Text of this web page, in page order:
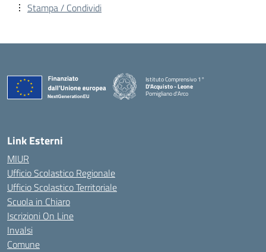
Stampa / Condividi
Istituto Comprensivo 1°
D'Acquisto - Leone
Pomigliano d'Arco
— Visita la pagina iniziale della scuola
Link Esterni
MIUR
Ufficio Scolastico Regionale
Ufficio Scolastico Territoriale
Scuola in Chiaro
Iscrizioni On Line
Invalsi
Comune